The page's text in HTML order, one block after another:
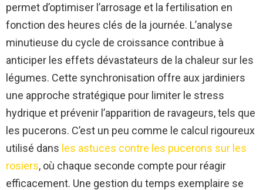
permet d’optimiser l’arrosage et la fertilisation en
fonction des heures clés de la journée. L’analyse
minutieuse du cycle de croissance contribue à
anticiper les effets dévastateurs de la chaleur sur les
légumes. Cette synchronisation offre aux jardiniers
une approche stratégique pour limiter le stress
hydrique et prévenir l’apparition de ravageurs, tels que
les pucerons. C’est un peu comme le calcul rigoureux
utilisé dans les astuces contre les pucerons sur les
rosiers, où chaque seconde compte pour réagir
efficacement. Une gestion du temps exemplaire se